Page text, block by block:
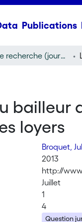
Publications
Article de recherche (journal article)
bailleur
loyers
Broquet,
2013
http://
Juillet
1
4
Question